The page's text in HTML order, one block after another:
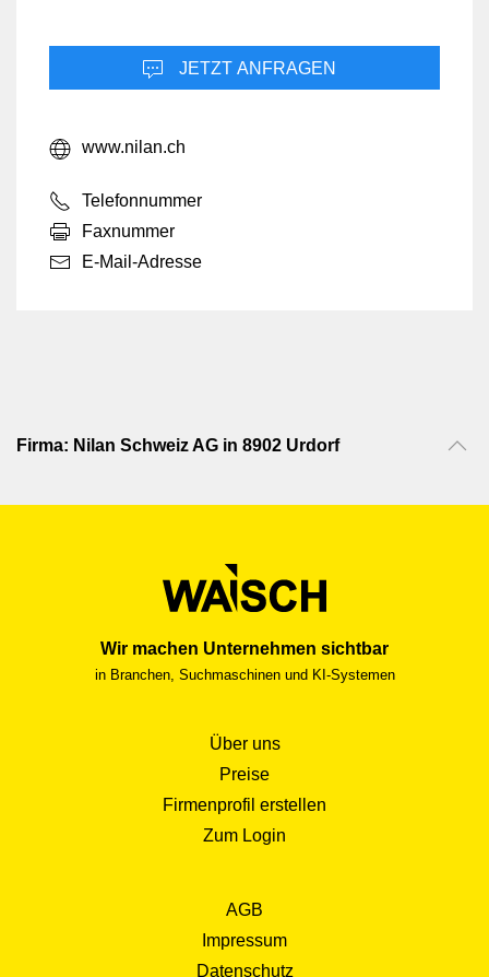
JETZT ANFRAGEN
www.nilan.ch
Telefonnummer
Faxnummer
E-Mail-Adresse
Firma: Nilan Schweiz AG in 8902 Urdorf
Wir machen Unternehmen sichtbar
in Branchen, Suchmaschinen und KI-Systemen
Über uns
Preise
Firmenprofil erstellen
Zum Login
AGB
Impressum
Datenschutz